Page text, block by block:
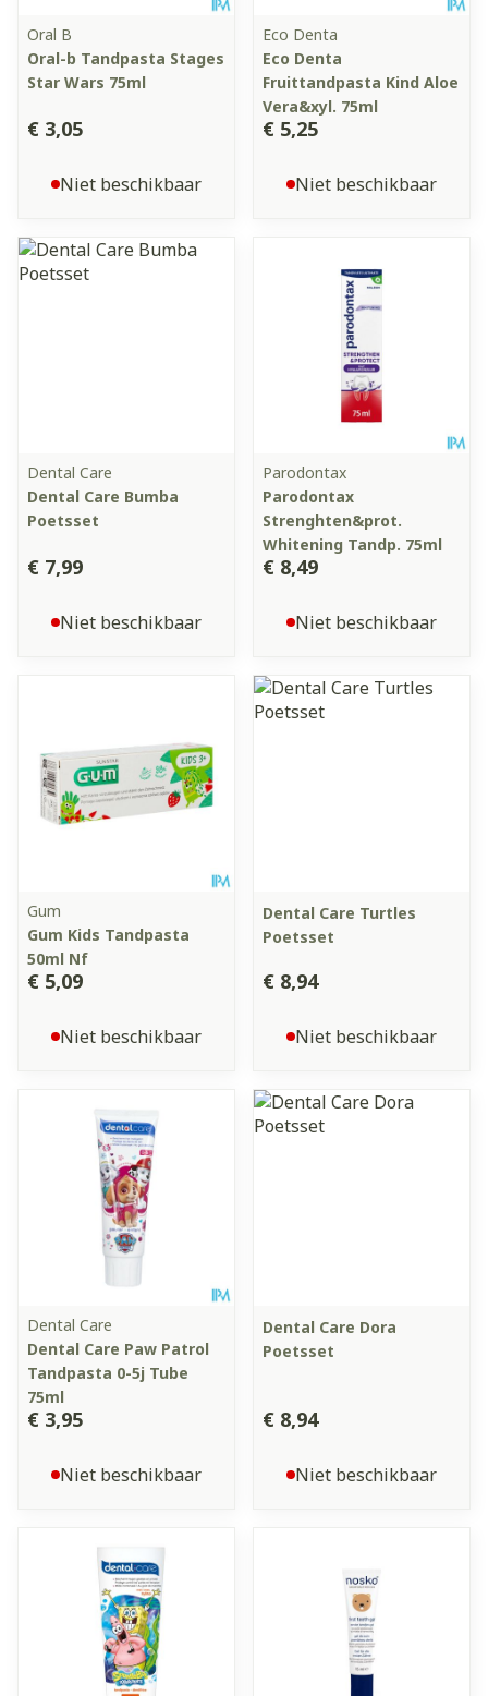
Oral B
Oral-b Tandpasta Stages
Star Wars 75ml
€ 3,05
Niet beschikbaar
Eco Denta
Eco Denta
Fruittandpasta Kind Aloe
Vera&xyl. 75ml
€ 5,25
Niet beschikbaar
Dental Care
Dental Care Bumba
Poetsset
€ 7,99
Niet beschikbaar
Parodontax
Parodontax
Strenghten&prot.
Whitening Tandp. 75ml
€ 8,49
Niet beschikbaar
Gum
Gum Kids Tandpasta
50ml Nf
€ 5,09
Niet beschikbaar
Dental Care Turtles
Poetsset
€ 8,94
Niet beschikbaar
Dental Care
Dental Care Paw Patrol
Tandpasta 0-5j Tube
75ml
€ 3,95
Niet beschikbaar
Dental Care Dora
Poetsset
€ 8,94
Niet beschikbaar